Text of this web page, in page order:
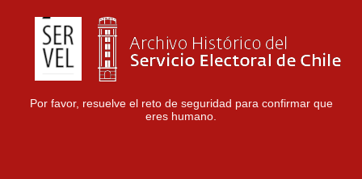
Por favor, resuelve el reto de seguridad para confirmar que
eres humano.